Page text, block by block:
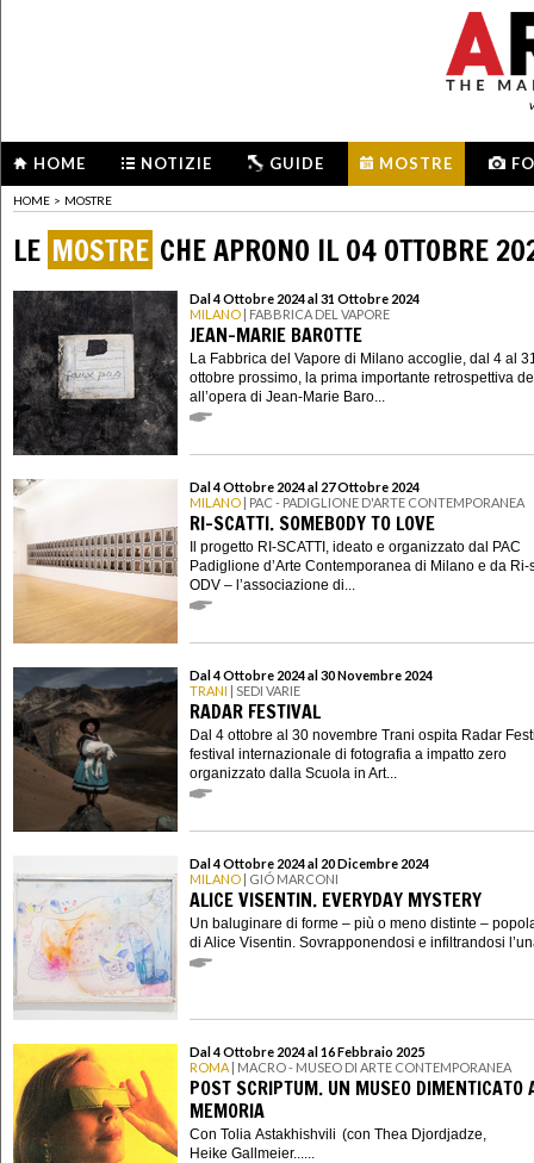
HOME NOTIZIE GUIDE MOSTRE
HOME > MOSTRE
LE MOSTRE CHE APRONO IL 04 OTTOBRE
Dal 4 Ottobre 2024 al 31 Ottobre 2024
MILANO | FABBRICA DEL VAPORE
JEAN-MARIE BAROTTE
La Fabbrica del Vapore di Milano accoglie, dal 4 al
ottobre prossimo, la prima importante retrospettiva
all’opera di Jean-Marie Baro...
Dal 4 Ottobre 2024 al 27 Ottobre 2024
MILANO | PAC - PADIGLIONE D'ARTE CONTEMPORANEA
RI-SCATTI. SOMEBODY TO LOVE
Il progetto RI-SCATTI, ideato e organizzato dal PAC
Padiglione d’Arte Contemporanea di Milano e da Ri-
ODV – l’associazione di...
Dal 4 Ottobre 2024 al 30 Novembre 2024
TRANI | SEDI VARIE
RADAR FESTIVAL
Dal 4 ottobre al 30 novembre Trani ospita Radar
festival internazionale di fotografia a impatto zero
organizzato dalla Scuola in Art...
Dal 4 Ottobre 2024 al 20 Dicembre 2024
MILANO | GIÓ MARCONI
ALICE VISENTIN. EVERYDAY MYSTERY
Un baluginare di forme – più o meno distinte –
di Alice Visentin. Sovrapponendosi e infiltrandosi
Dal 4 Ottobre 2024 al 16 Febbraio 2025
ROMA | MACRO - MUSEO DI ARTE CONTEMPORANEA
POST SCRIPTUM. UN MUSEO DIMENTICATO
MEMORIA
Con Tolia Astakhishvili (con Thea Djordjadze,
Heike Gallmeier......